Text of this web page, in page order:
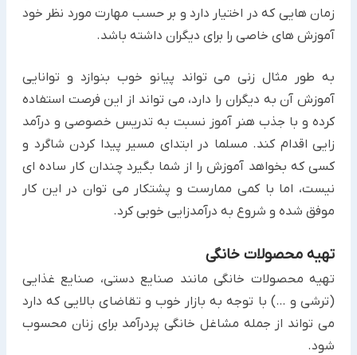
زمان هایی که در اختیار دارد و بر حسب مهارت مورد نظر خود
آموزش های خاصی را برای دیگران داشته باشد.
به طور مثال زنی می تواند پیانو خوب بنوازد و توانایی
آموزش آن به دیگران را دارد، می تواند از این فرصت استفاده
کرده و با جذب هنر آموز نسبت به تدریس خصوصی و درآمد
زایی اقدام کند. مسلما در ابتدای مسیر پیدا کردن شاگرد و
کسی که بخواهد آموزش را از شما بگیرد چندان کار ساده ای
نیست، اما با کمی ممارست و پشتکار می توان در این کار
موفق شده و شروع به درآمدزایی خوبی کرد.
تهیه محصولات خانگی
تهیه محصولات خانگی مانند صنایع دستی، صنایع غذایی
(ترشی و …) با توجه به بازار خوب و تقاضای بالایی که دارد
می تواند از جمله مشاغل خانگی پردرآمد برای زنان محسوب
شود.